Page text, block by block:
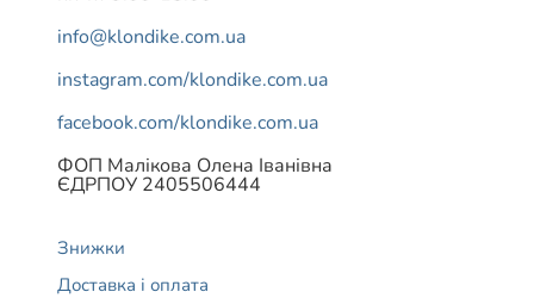
info@klondike.com.ua
instagram.com/klondike.com.ua
facebook.com/klondike.com.ua
ФОП Малікова Олена Іванівна
ЄДРПОУ 2405506444
Знижки
Доставка і оплата